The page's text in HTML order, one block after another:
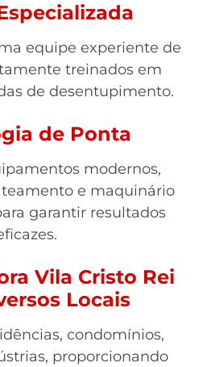
equipe experiente de
treinados em
de desentupimento.
de Ponta
modernos,
e maquinário
garantir resultados
Vila Cristo Rei
Locais
condomínios,
proporcionando